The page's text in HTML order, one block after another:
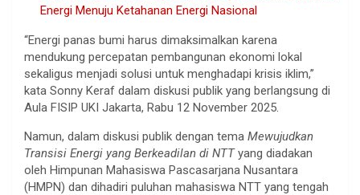
Energi Menuju Ketahanan Energi Nasional
“Energi panas bumi harus dimaksimalkan karena
mendukung percepatan pembangunan ekonomi lokal
sekaligus menjadi solusi untuk menghadapi krisis iklim,”
kata Sonny Keraf dalam diskusi publik yang berlangsung di
Aula FISIP UKI Jakarta, Rabu 12 November 2025.
Namun, dalam diskusi publik dengan tema Mewujudkan
Transisi Energi yang Berkeadilan di NTTyang diadakan
oleh Himpunan Mahasiswa Pascasarjana Nusantara
(HMPN) dan dihadiri puluhan mahasiswa NTT yang tengah